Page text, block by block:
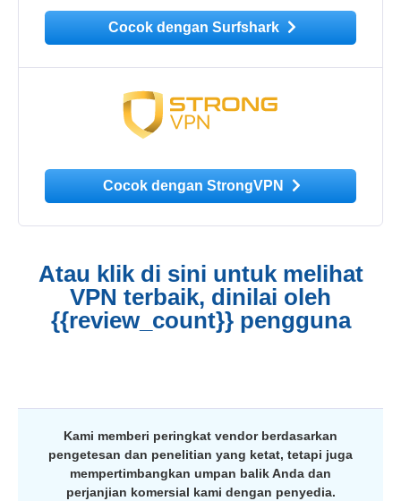
Cocok dengan Surfshark
Cocok dengan StrongVPN
Atau klik di sini untuk melihat
VPN terbaik, dinilai oleh
{{review_count}} pengguna
Kami memberi peringkat vendor berdasarkan
pengetesan dan penelitian yang ketat, tetapi juga
mempertimbangkan umpan balik Anda dan
perjanjian komersial kami dengan penyedia.